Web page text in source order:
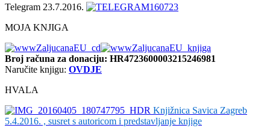
Telegram 23.7.2016.
MOJA KNJIGA
Broj računa za donaciju: HR4723600003215246981
Naručite knjigu: OVDJE
HVALA
Knjižnica Savica Zagreb
5.4.2016. , susret s autoricom i predstavljanje knjige